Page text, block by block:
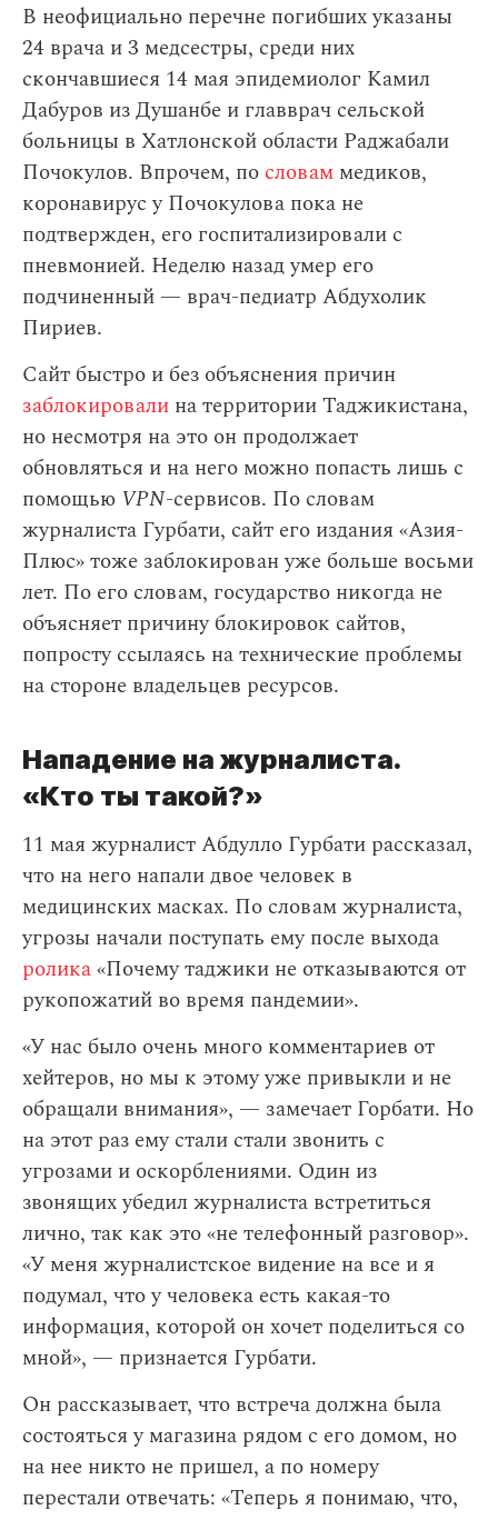
В неофициально перечне погибших указаны
24 врача и 3 медсестры, среди них
скончавшиеся 14 мая эпидемиолог Камил
Дабуров из Душанбе и главврач сельской
больницы в Хатлонской области Раджабали
Почокулов. Впрочем, по словам медиков,
коронавирус у Почокулова пока не
подтвержден, его госпитализировали с
пневмонией. Неделю назад умер его
подчиненный — врач-педиатр Абдухолик
Пириев.
Сайт быстро и без объяснения причин
заблокировали на территории Таджикистана,
но несмотря на это он продолжает
обновляться и на него можно попасть лишь с
помощью VPN-сервисов. По словам
журналиста Гурбати, сайт его издания «Азия-
Плюс» тоже заблокирован уже больше восьми
лет. По его словам, государство никогда не
объясняет причину блокировок сайтов,
попросту ссылаясь на технические проблемы
на стороне владельцев ресурсов.
Нападение на журналиста.
«Кто ты такой?»
11 мая журналист Абдулло Гурбати рассказал,
что на него напали двое человек в
медицинских масках. По словам журналиста,
угрозы начали поступать ему после выхода
ролика«Почему таджики не отказываются от
рукопожатий во время пандемии».
«У нас было очень много комментариев от
хейтеров, но мы к этому уже привыкли и не
обращали внимания», — замечает Горбати. Но
на этот раз ему стали стали звонить с
угрозами и оскорблениями. Один из
звонящих убедил журналиста встретиться
лично, так как это «не телефонный разговор».
«У меня журналистское видение на все и я
подумал, что у человека есть какая-то
информация, которой он хочет поделиться со
мной», — признается Гурбати.
Он рассказывает, что встреча должна была
состояться у магазина рядом с его домом, но
на нее никто не пришел, а по номеру
перестали отвечать: «Теперь я понимаю, что,